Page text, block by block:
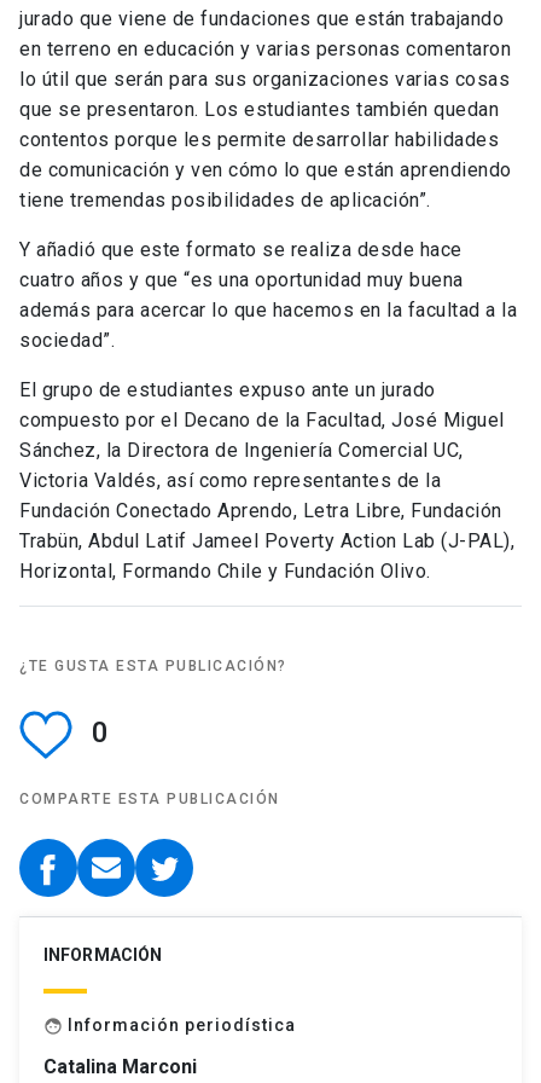
jurado que viene de fundaciones que están trabajando
en terreno en educación y varias personas comentaron
lo útil que serán para sus organizaciones varias cosas
que se presentaron. Los estudiantes también quedan
contentos porque les permite desarrollar habilidades
de comunicación y ven cómo lo que están aprendiendo
tiene tremendas posibilidades de aplicación”.
Y añadió que este formato se realiza desde hace
cuatro años y que “es una oportunidad muy buena
además para acercar lo que hacemos en la facultad a la
sociedad”.
El grupo de estudiantes expuso ante un jurado
compuesto por el Decano de la Facultad, José Miguel
Sánchez, la Directora de Ingeniería Comercial UC,
Victoria Valdés, así como representantes de la
Fundación Conectado Aprendo, Letra Libre, Fundación
Trabün, Abdul Latif Jameel Poverty Action Lab (J-PAL),
Horizontal, Formando Chile y Fundación Olivo.
¿TE GUSTA ESTA PUBLICACIÓN?
0
COMPARTE ESTA PUBLICACIÓN
INFORMACIÓN
face Información periodística
Catalina Marconi